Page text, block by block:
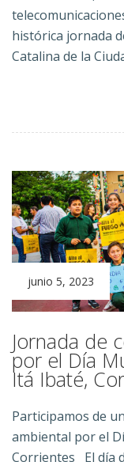
histórica jornada
Catalina de la
junio 5, 2023
Jornada de
por el Día
Itá Ibaté,
Participamos de
ambiental por el
Corrientes El día